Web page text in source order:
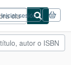
Iniciar sesión